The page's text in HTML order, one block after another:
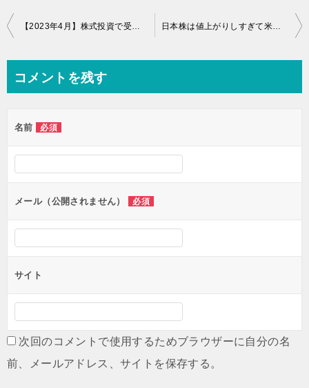
投
ビ
ー
シ
ョ
ン
コメントを残す
名前 必須
メール（公開されません） 必須
サイト
次回のコメントで使用するためブラウザーに自分の名
前、メールアドレス、サイトを保存する。